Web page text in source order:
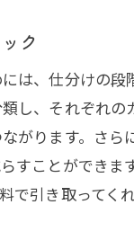
ク
は、仕分けの
し、それぞれ
がります。さ
すことができ
で引き取って